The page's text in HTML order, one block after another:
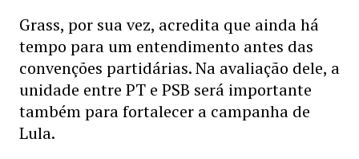
Grass, por sua vez, acredita que ainda há
tempo para um entendimento antes das
convenções partidárias. Na avaliação dele, a
unidade entre PT e PSB será importante
também para fortalecer a campanha de
Lula.